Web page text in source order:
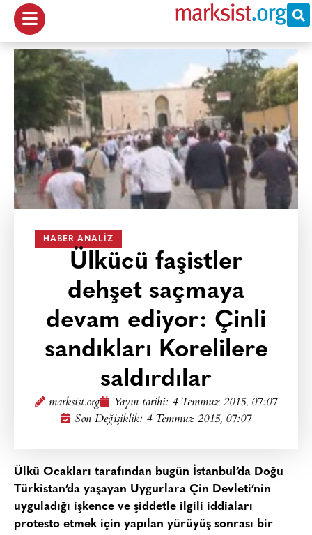
HABER ANALIZ
Ülkücü faşistler
dehşet saçmaya
devam ediyor: Çinli
sandıkları Korelilere
saldırdılar
marksist.org Yayın tarihi: 4 Temmuz 2015, 07:07
Son Değişiklik: 4 Temmuz 2015, 07:07
Ülkü Ocakları tarafından bugün İstanbul’da Doğu
Türkistan’da yaşayan Uygurlara Çin Devleti’nin
uyguladığı işkence ve şiddetle ilgili iddiaları
protesto etmek için yapılan yürüyüş sonrası bir